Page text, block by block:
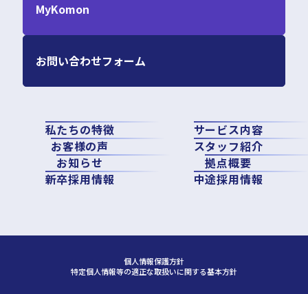
私たちの特徴
サービス内容
お客様の声
スタッフ紹介
お知らせ
拠点概要
新卒採用情報
中途採用情報
MyKomon
お問い合わせフォーム
個人情報保護方針
特定個人情報等の適正な取扱いに関する基本方針